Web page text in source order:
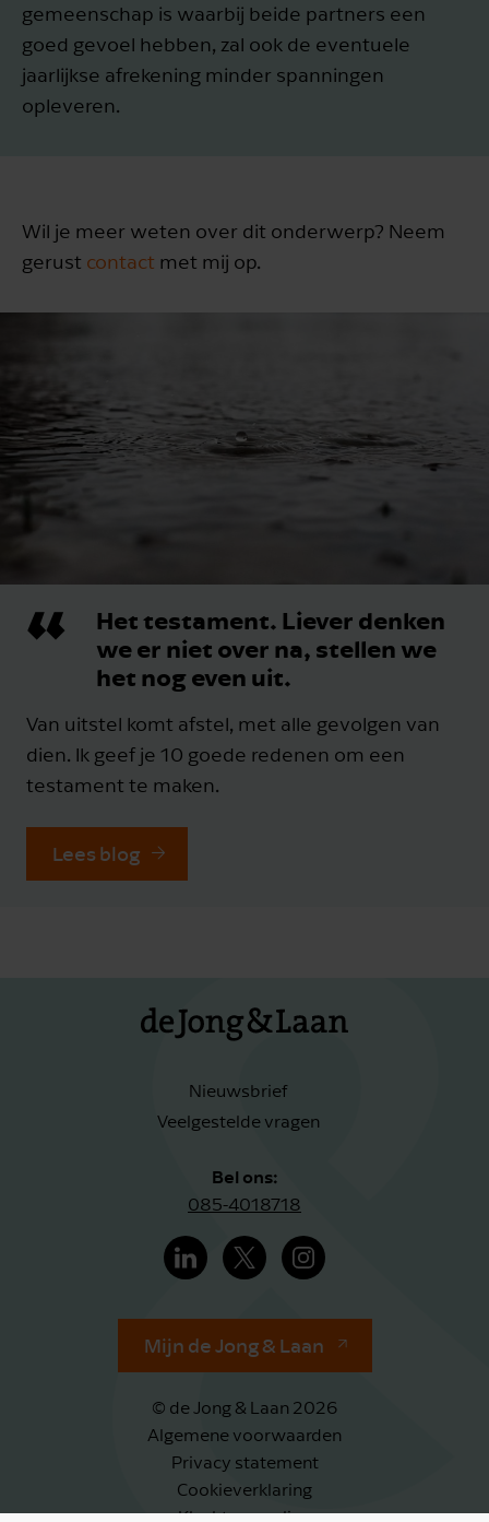
gemeenschap is waarbij beide partners een
goed gevoel hebben, zal ook de eventuele
jaarlijkse afrekening minder spanningen
opleveren.
Wil je meer weten over dit onderwerp? Neem
gerust contact met mij op.
Het testament. Liever denken
we er niet over na, stellen we
het nog even uit.
Van uitstel komt afstel, met alle gevolgen van
dien. Ik geef je 10 goede redenen om een
testament te maken.
Lees blog
Nieuwsbrief
Veelgestelde vragen
Bel ons:
085-4018718
Mijn de Jong & Laan
© de Jong & Laan 2026
Algemene voorwaarden
Privacy statement
Cookieverklaring
Klachtenregeling